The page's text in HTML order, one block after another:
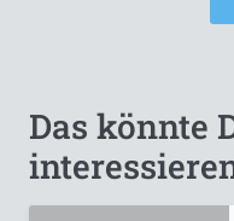
Das könnte